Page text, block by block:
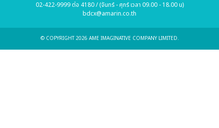
02-422-9999 ต่อ 4180 / (จันทร์ - ศุกร์ เวลา 09.00 - 18.00 น)
bdcx@amarin.co.th
© COPYRIGHT 2026 AME IMAGINATIVE COMPANY LIMITED.